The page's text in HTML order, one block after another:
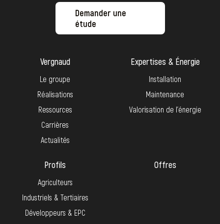
Demander une
étude
Vergnaud
Le groupe
Réalisations
Ressources
Carrières
Actualités
Expertises & Énergie
Installation
Maintenance
Valorisation de l’énergie
Profils
Agriculteurs
Industriels & Tertiaires
Développeurs & EPC
Offres